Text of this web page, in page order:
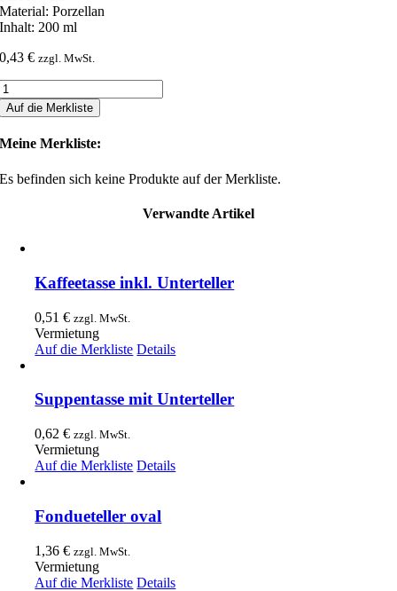
Material: Porzellan
Inhalt: 200 ml
0,43€ zzgl. MwSt.
Auf die Merkliste
Meine Merkliste:
Es befinden sich keine Produkte auf der Merkliste.
Verwandte Artikel
Kaffeetasse inkl. Unterteller
0,51€ zzgl. MwSt.
Vermietung
Auf die Merkliste Details
Suppentasse mit Unterteller
0,62€ zzgl. MwSt.
Vermietung
Auf die Merkliste Details
Fondueteller oval
1,36€ zzgl. MwSt.
Vermietung
Auf die Merkliste Details